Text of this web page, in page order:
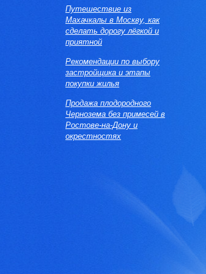
Путешествие из
Махачкалы в Москву, как
сделать дорогу лёгкой и
приятной
Рекомендации по выбору
застройщика и этапы
покупки жилья
Продажа плодородного
Чернозема без примесей в
Ростове-на-Дону и
окрестностях